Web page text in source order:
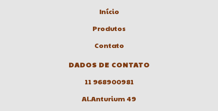
Início
Produtos
Contato
DADOS DE CONTATO
11 968900981
Al.Anturium 49